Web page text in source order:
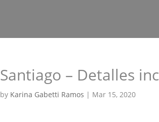
Santiago – Detalles
by Karina Gabetti Ramos | Mar 15, 2020